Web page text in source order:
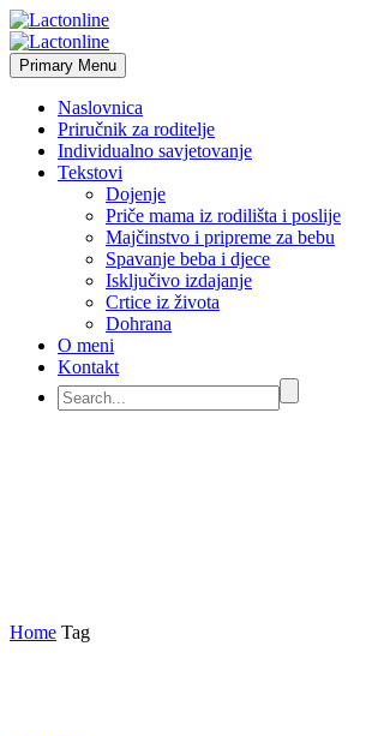
Primary Menu
Naslovnica
Priručnik za roditelje
Individualno savjetovanje
Tekstovi
Dojenje
Priče mama iz rodilišta i poslije
Majčinstvo i pripreme za bebu
Spavanje beba i djece
Isključivo izdajanje
Crtice iz života
Dohrana
O meni
Kontakt
Home Tag